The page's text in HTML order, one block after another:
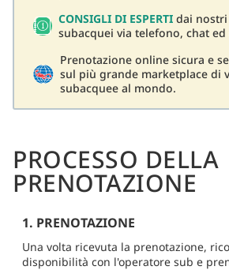
CONSIGLI DI ESPERTI dai
subacquei via telefono, chat ed
Prenotazione online sicura e
sul più grande marketplace di
subacquee al mondo.
PROCESSO DELLA
PRENOTAZIONE
1. PRENOTAZIONE
Una volta ricevuta la prenotazione,
disponibilità con l'operatore sub e